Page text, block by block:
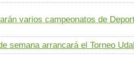
varios campeonatos de
semana arrancará el Torneo